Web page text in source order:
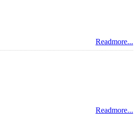
Readmore...
Readmore...